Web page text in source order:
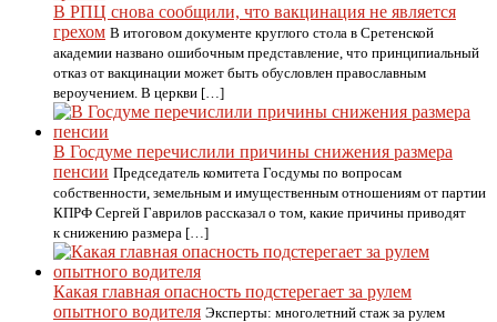
В РПЦ снова сообщили, что вакцинация не является
грехом В итоговом документе круглого стола в Сретенской
академии названо ошибочным представление, что принципиальный
отказ от вакцинации может быть обусловлен православным
вероучением. В церкви […]
В Госдуме перечислили причины снижения размера
пенсии Председатель комитета Госдумы по вопросам
собственности, земельным и имущественным отношениям от партии
КПРФ Сергей Гаврилов рассказал о том, какие причины приводят
к снижению размера […]
Какая главная опасность подстерегает за рулем
опытного водителя Эксперты: многолетний стаж за рулем